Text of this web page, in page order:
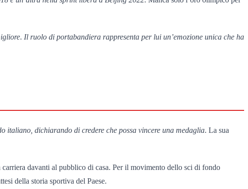
. Il ruolo di portabandiera rappresenta per lui un’emozione unica che ha
italiano, dichiarando di credere che possa vincere una medaglia. La sua
davanti al pubblico di casa. Per il movimento dello sci di fondo
della storia sportiva del Paese.